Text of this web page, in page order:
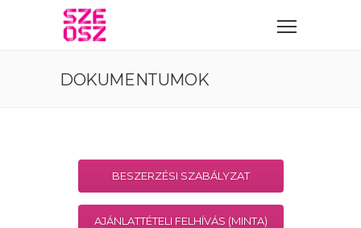
DOKUMENTUMOK
BESZERZÉSI SZABÁLYZAT
AJÁNLATTÉTELI FELHÍVÁS (MINTA)